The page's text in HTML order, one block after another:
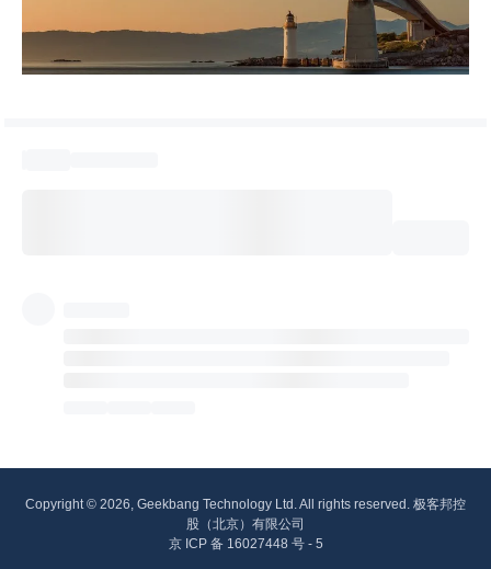
Copyright © 2026, Geekbang Technology Ltd. All rights reserved. 极客邦控
股（北京）有限公司
京 ICP 备 16027448 号 - 5